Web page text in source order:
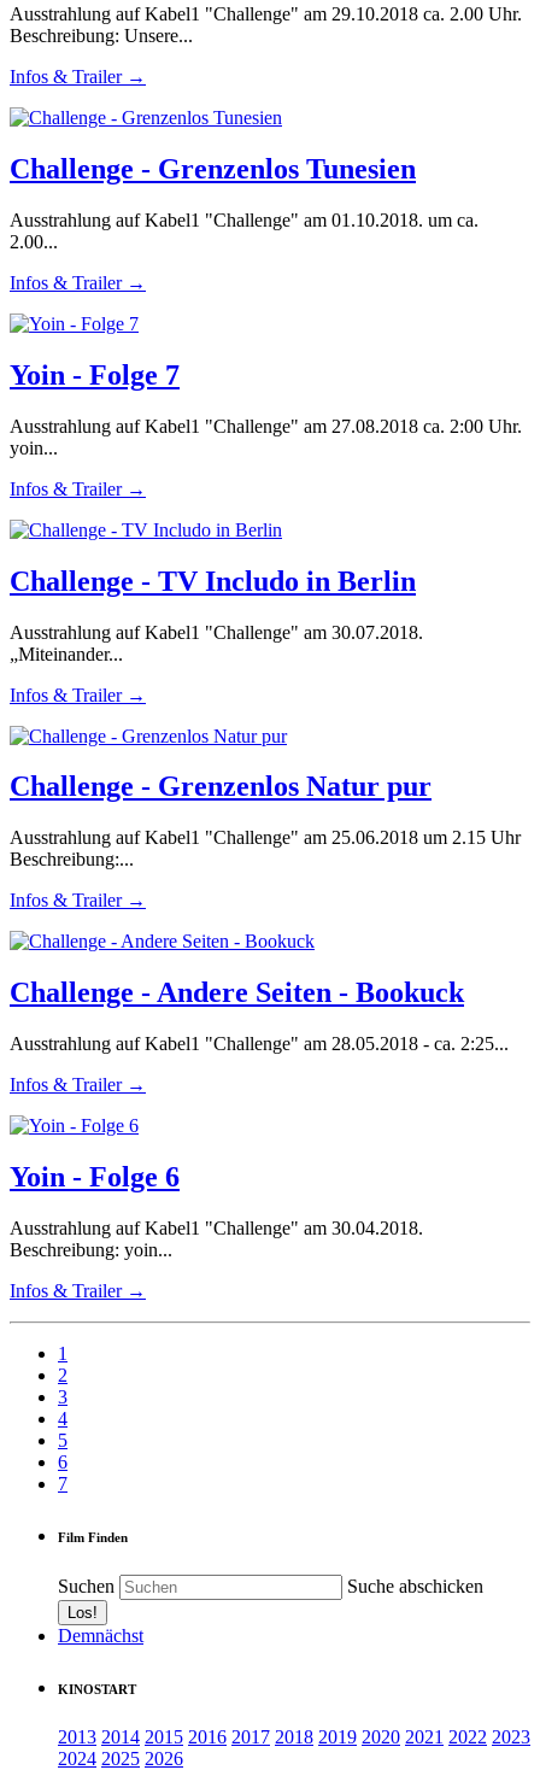
Ausstrahlung auf Kabel1 "Challenge" am 29.10.2018 ca. 2.00 Uhr.
Beschreibung: Unsere...
Infos & Trailer →
Challenge - Grenzenlos Tunesien
Ausstrahlung auf Kabel1 "Challenge" am 01.10.2018. um ca.
2.00...
Infos & Trailer →
Yoin - Folge 7
Ausstrahlung auf Kabel1 "Challenge" am 27.08.2018 ca. 2:00 Uhr.
yoin...
Infos & Trailer →
Challenge - TV Includo in Berlin
Ausstrahlung auf Kabel1 "Challenge" am 30.07.2018.
„Miteinander...
Infos & Trailer →
Challenge - Grenzenlos Natur pur
Ausstrahlung auf Kabel1 "Challenge" am 25.06.2018 um 2.15 Uhr
Beschreibung:...
Infos & Trailer →
Challenge - Andere Seiten - Bookuck
Ausstrahlung auf Kabel1 "Challenge" am 28.05.2018 - ca. 2:25...
Infos & Trailer →
Yoin - Folge 6
Ausstrahlung auf Kabel1 "Challenge" am 30.04.2018.
Beschreibung: yoin...
Infos & Trailer →
1
2
3
4
5
6
7
Film Finden
Suchen Suche abschicken
Demnächst
KINOSTART
2013 2014 2015 2016 2017 2018 2019 2020 2021 2022 2023
2024 2025 2026